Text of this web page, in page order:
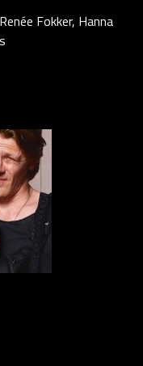
Fokker, Hanna